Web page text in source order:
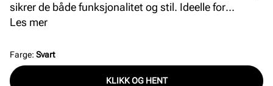
sikrer de både funksjonalitet og stil. Ideelle for
hverdagsbruk, disse lissene kombinerer kvalitet med
Les mer
Farge: Svart
KLIKK OG HENT